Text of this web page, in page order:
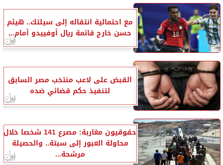
مع احتمالية انتقاله إلى سيلتك.. هيثم
حسن خارج قائمة ريال أوفييدو أمام...
القبض على لاعب منتخب مصر السابق
لتنفيذ حكم قضائي ضده
حقوقيون مغاربة: مصرع 141 شخصا خلال
محاولة العبور إلى سبتة.. والحصيلة
مرشحة...